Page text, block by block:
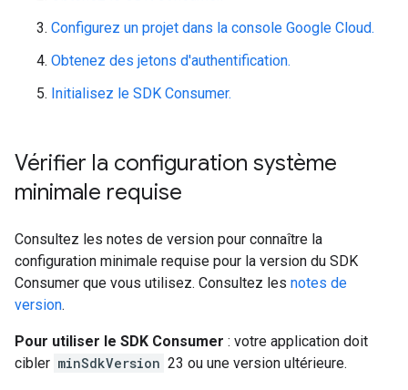
Configurez un projet dans la console Google Cloud.
Obtenez des jetons d'authentification.
Initialisez le SDK Consumer.
Vérifier la configuration système
minimale requise
Consultez les notes de version pour connaître la
configuration minimale requise pour la version du SDK
Consumer que vous utilisez. Consultez les notes de
version.
Pour utiliser le SDK Consumer : votre application doit
cibler minSdkVersion 23 ou une version ultérieure.